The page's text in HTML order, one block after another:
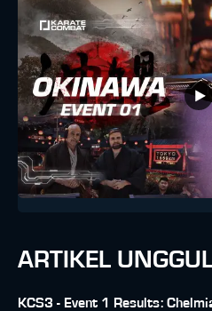
ARTIKEL
KCS3 - Event 1 Results: